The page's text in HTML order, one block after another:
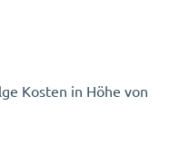
Kosten in Höhe von